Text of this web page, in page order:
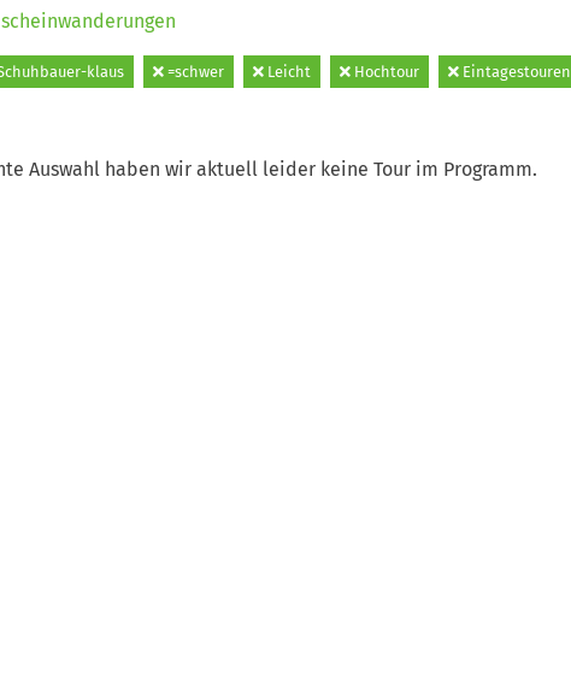
klaus =schwer Leicht Hochtour Eintagestouren
Auswahl haben wir aktuell leider keine Tour im Programm.